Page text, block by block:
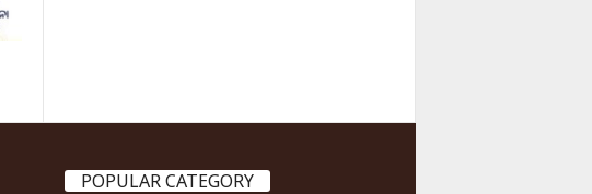
POPULAR CATEGORY